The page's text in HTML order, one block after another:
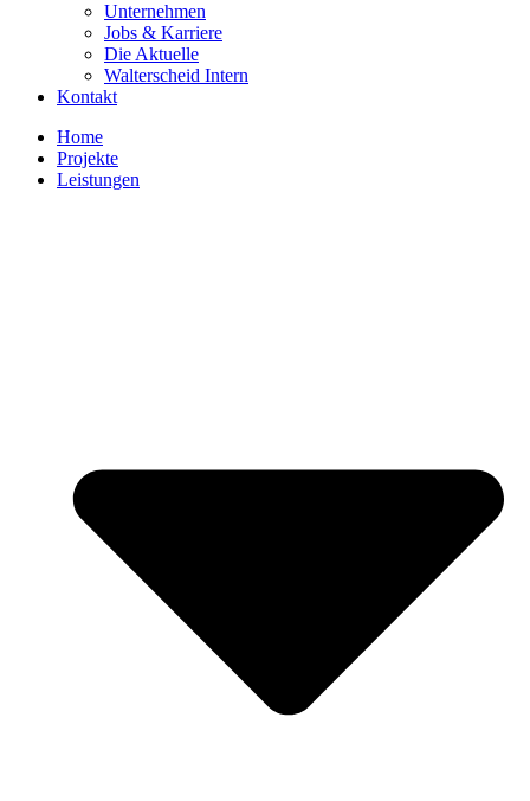
Unternehmen
Jobs & Karriere
Die Aktuelle
Walterscheid Intern
Kontakt
Home
Projekte
Leistungen